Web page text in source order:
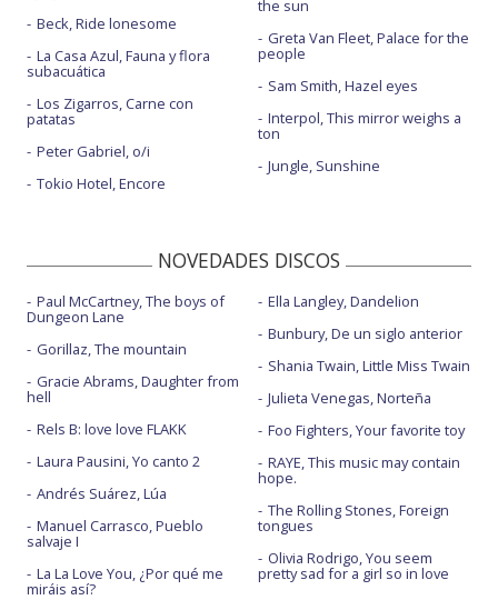
Beck, Ride lonesome
La Casa Azul, Fauna y flora
subacuática
Los Zigarros, Carne con
patatas
Peter Gabriel, o/i
Tokio Hotel, Encore
the sun
Greta Van Fleet, Palace for the
people
Sam Smith, Hazel eyes
Interpol, This mirror weighs a
ton
Jungle, Sunshine
NOVEDADES DISCOS
Paul McCartney, The boys of
Dungeon Lane
Gorillaz, The mountain
Gracie Abrams, Daughter from
hell
Rels B: love love FLAKK
Laura Pausini, Yo canto 2
Andrés Suárez, Lúa
Manuel Carrasco, Pueblo
salvaje I
La La Love You, ¿Por qué me
miráis así?
Ella Langley, Dandelion
Bunbury, De un siglo anterior
Shania Twain, Little Miss Twain
Julieta Venegas, Norteña
Foo Fighters, Your favorite toy
RAYE, This music may contain
hope.
The Rolling Stones, Foreign
tongues
Olivia Rodrigo, You seem
pretty sad for a girl so in love